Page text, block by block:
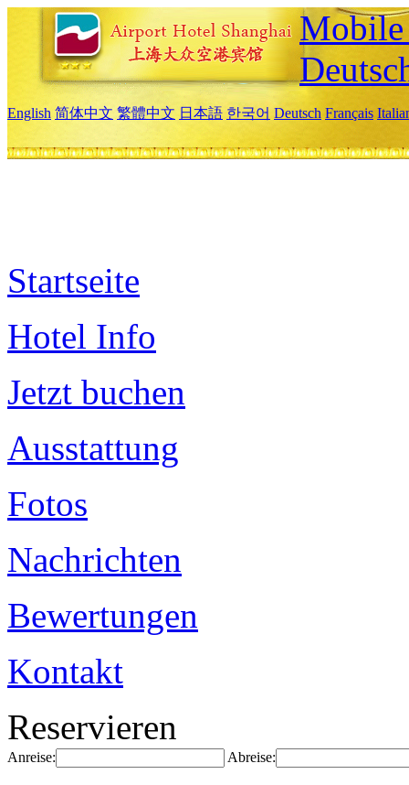
Mobile
English 简体中文 繁體中文 日本語 한국어 Deutsch Français
Startseite
Hotel Info
Jetzt buchen
Ausstattung
Fotos
Nachrichten
Bewertungen
Kontakt
Reservieren
Anreise: Abreise: